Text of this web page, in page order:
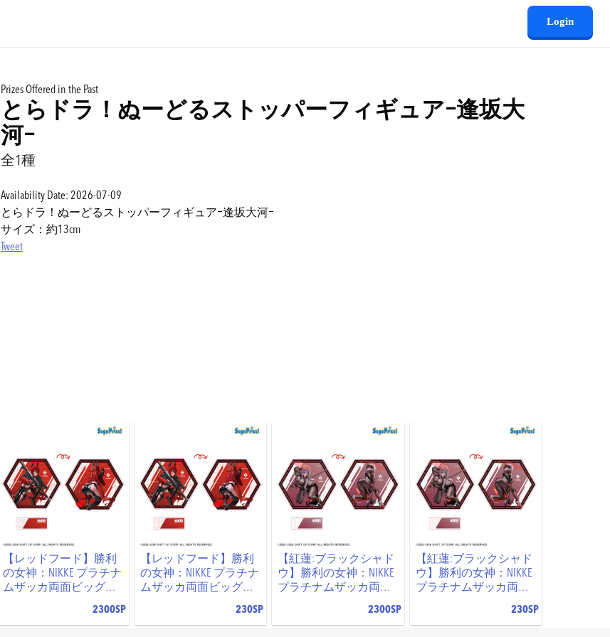
Login
Prizes Offered in the Past
とらドラ！ぬーどるストッパーフィギュアｰ逢坂大
河ｰ
全1種
Availability Date: 2026-07-09
とらドラ！ぬーどるストッパーフィギュアｰ逢坂大河ｰ
サイズ：約13cm
Tweet
【レッドフード】勝利
の女神：NIKKE プラチナ
ムザッカ両面ビッグア
クリルスタンドVol.3
2300SP
【レッドフード】勝利
の女神：NIKKE プラチナ
ムザッカ両面ビッグア
クリルスタンドVol.3
230SP
【紅蓮:ブラックシャド
ウ】勝利の女神：NIKKE
プラチナムザッカ両面
ビッグアクリルスタン
2300SP
【紅蓮:ブラックシャド
ウ】勝利の女神：NIKKE
プラチナムザッカ両面
ビッグアクリルスタン
230SP